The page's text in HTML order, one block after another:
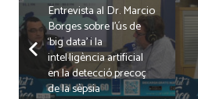
Entrevista al Dr. Marcio
Borges sobre l’ús de
‘big data’ i la
intel·ligència artificial
en la detecció precoç
de la sèpsia